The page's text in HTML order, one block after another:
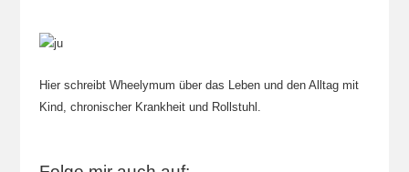
Hier schreibt Wheelymum über das Leben und den Alltag mit
Kind, chronischer Krankheit und Rollstuhl.